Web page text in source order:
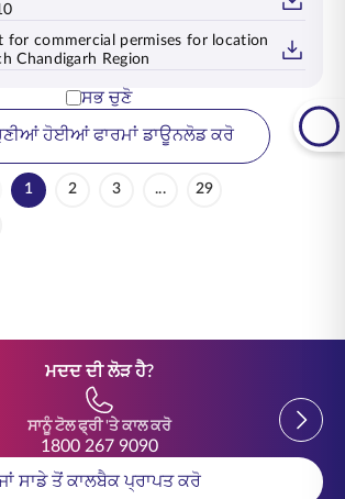
for commercial permises for location
Chandigarh Region
ਹੋਈਆਂ ਫਾਰਮਾਂ ਡਾਊਨਲੋਡ ਕਰੋ
ਸਭ ਚੁਣੋ
Page
1 Page
2 Page
3 ...Intermediate Pages Use
Page
29
ਮਦਦ ਦੀ ਲੋੜ ਹੈ?
ਸਾਨੂੰ ਟੋਲ ਫ੍ਰੀ 'ਤੇ ਕਾਲ ਕਰੋ
1800 267 9090
Previous
ਸਾਡੇ ਤੋਂ ਕਾਲਬੈਕ ਪ੍ਰਾਪਤ ਕਰੋ